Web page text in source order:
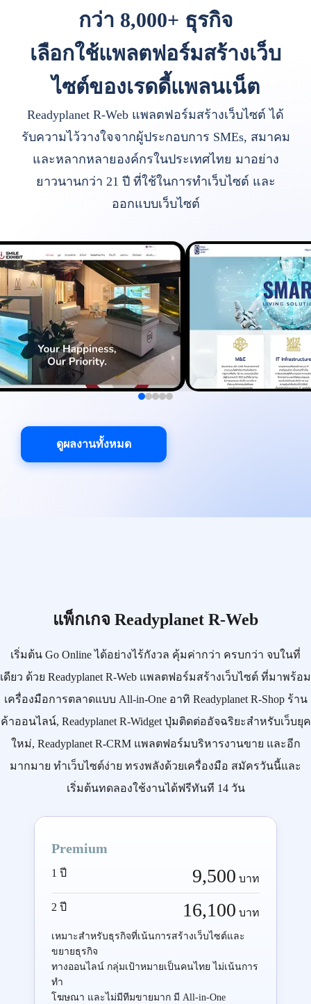
กว่า 8,000+ ธุรกิจ
เลือกใช้แพลตฟอร์มสร้างเว็บ
ไซต์ของเรดดี้แพลนเน็ต
Readyplanet R-Web แพลตฟอร์มสร้างเว็บไซต์ ได้
รับความไว้วางใจจากผู้ประกอบการ SMEs, สมาคม
และหลากหลายองค์กรในประเทศไทย มาอย่าง
ยาวนานกว่า 21 ปี ที่ใช้ในการทำเว็บไซต์ และ
ออกแบบเว็บไซต์
ดูผลงานทั้งหมด
แพ็กเกจ Readyplanet R-Web
เริ่มต้น Go Onlineได้อย่างไร้กังวล คุ้มค่ากว่า ครบกว่า จบในที่
เดียว ด้วย Readyplanet R-Web แพลตฟอร์มสร้างเว็บไซต์ ที่มาพร้อม
เครื่องมือการตลาดแบบ All-in-Oneอาทิ Readyplanet R-Shopร้าน
ค้าออนไลน์, Readyplanet R-Widgetปุ่มติดต่ออัจฉริยะสำหรับเว็บยุค
ใหม่, Readyplanet R-CRMแพลตฟอร์มบริหารงานขาย และอีก
มากมาย ทำเว็บไซต์ง่าย ทรงพลังด้วยเครื่องมือ สมัครวันนี้และ
เริ่มต้นทดลองใช้งานได้ฟรีทันที 14 วัน
Premium
1 ปี 9,500 บาท
2 ปี 16,100 บาท
เหมาะสำหรับธุรกิจที่เน้นการสร้างเว็บไซต์และ
ขยายธุรกิจ
ทางออนไลน์ กลุ่มเป้าหมายเป็นคนไทย ไม่เน้นการ
ทำ
โฆษณา และไม่มีทีมขายมาก มี All-in-One